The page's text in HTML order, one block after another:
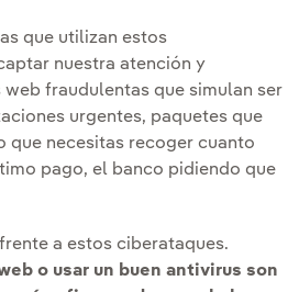
que utilizan estos
nuestra atención y
fraudulentas que simulan ser
urgentes, paquetes que
que necesitas recoger cuanto
pago, el banco pidiendo que
a estos ciberataques.
o usar un buen antivirus son